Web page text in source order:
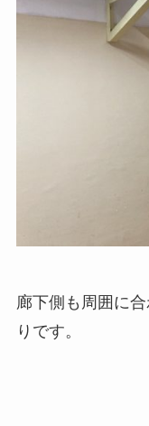
廊下側も周囲に
りです。